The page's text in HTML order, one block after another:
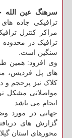
سرهنگ عین الله
ترافیکی جاده
مراکز کنترل
ترافیک در محدوده
سنگین است.
وی افزود: همین
های پل فردیس،
کلاک نیز پرحجم و
مواصلاتی مشکل
انجام می باشد.
جهانی در مورد
گزارش های
محورهای استان